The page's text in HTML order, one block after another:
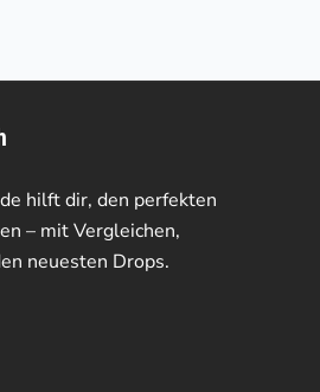
hilft dir, den perfekten
– mit Vergleichen,
neuesten Drops.